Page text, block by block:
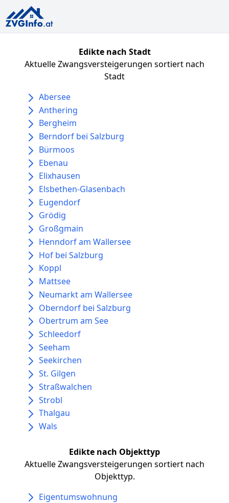
Edikte nach Stadt
Aktuelle Zwangsversteigerungen sortiert nach
Stadt
Abersee
Anthering
Bergheim
Berndorf bei Salzburg
Bürmoos
Ebenau
Elixhausen
Elsbethen-Glasenbach
Eugendorf
Grödig
Großgmain
Henndorf am Wallersee
Hof bei Salzburg
Koppl
Mattsee
Neumarkt am Wallersee
Oberndorf bei Salzburg
Obertrum am See
Schleedorf
Seeham
Seekirchen
St. Gilgen
Straßwalchen
Strobl
Thalgau
Wals
Edikte nach Objekttyp
Aktuelle Zwangsversteigerungen sortiert nach
Objekttyp.
Eigentumswohnung